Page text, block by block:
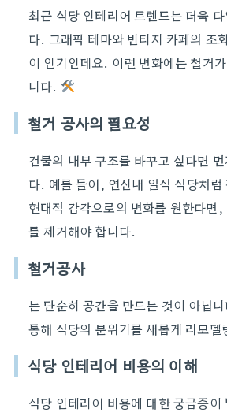
최근 식당 인테리어 트렌드는 더욱
다. 그래픽 테마와 빈티지 카페의 조
이 인기인데요. 이런 변화에는 철거
니다.
철거 공사의 필요성
건물의 내부 구조를 바꾸고 싶다면
다. 예를 들어, 연신내 일식 식당처럼
현대적 감각으로의 변화를 원한다면
를 제거해야 합니다.
철거공사
는 단순히 공간을 만드는 것이 아닙
통해 식당의 분위기를 새롭게 리모델
식당 인테리어 비용의 이해
식당 인테리어 비용에 대한 궁금증이